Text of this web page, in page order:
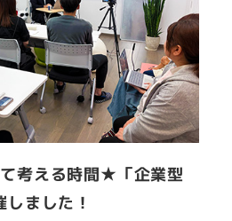
考える時間★「企業型
ました！